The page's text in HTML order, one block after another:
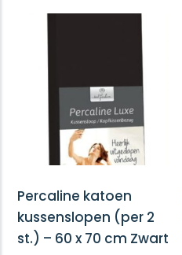
Percaline katoen
kussenslopen (per 2
st.) – 60 x 70 cm Zwart